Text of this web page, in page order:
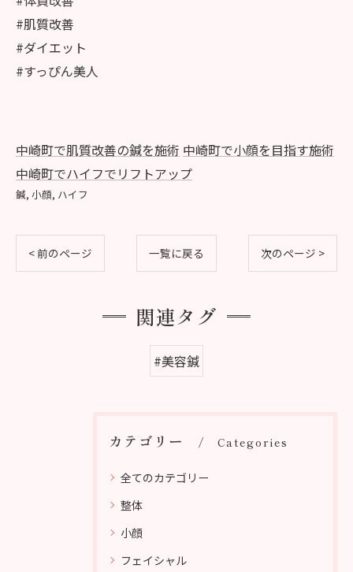
#肌質改善
#ダイエット
#すっぴん美人
中崎町で肌質改善の鍼を施術 中崎町で小顔を目指す施術
中崎町でハイフでリフトアップ
鍼 小顔 ハイフ
< 前のページ 一覧に戻る 次のページ >
関連タグ
#美容鍼
カテゴリー Categories
全てのカテゴリー
整体
小顔
フェイシャル